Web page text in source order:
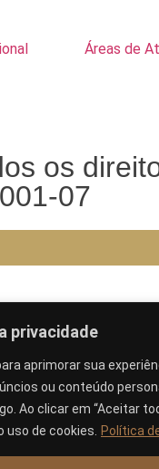
privacidade
aprimorar sua
ou conteúdo
Ao clicar em “Aceitar
de cookies.
Política
Áreas de
os
07